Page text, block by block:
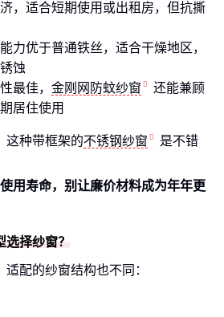
，适合短期使用或出租房，但抗撕
力优于普通铁丝，适合干燥地区，
蚀
最佳， 金刚网防蚊纱窗
还能兼顾
居住使用
这种带框架的不锈钢纱窗
是不错
用寿命，别让廉价材料成为年年更
择纱窗？
配的纱窗结构也不同：